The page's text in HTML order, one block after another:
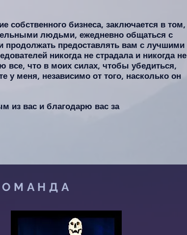
собственного бизнеса, заключается в том,
людьми, ежедневно общаться с
продолжать предоставлять вам с лучшими
никогда не страдала и никогда не
все, что в моих силах, чтобы убедиться,
у меня, независимо от того, насколько он
из вас и благодарю вас за